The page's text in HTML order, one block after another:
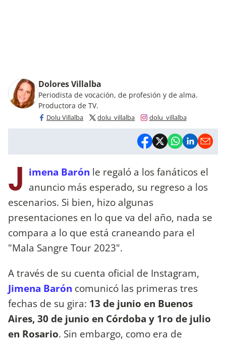
Dolores Villalba
Periodista de vocación, de profesión y de alma.
Productora de TV.
Dolu Villalba dolu_villalba dolu_villalba
J imena Barón le regaló a los fanáticos el
anuncio más esperado, su regreso a los
escenarios. Si bien, hizo algunas
presentaciones en lo que va del año, nada se
compara a lo que está craneando para el
"Mala Sangre Tour 2023".
A través de su cuenta oficial de Instagram,
Jimena Barón comunicó las primeras tres
fechas de su gira: 13 de junio en Buenos
Aires, 30 de junio en Córdoba y 1ro de julio
en Rosario. Sin embargo, como era de